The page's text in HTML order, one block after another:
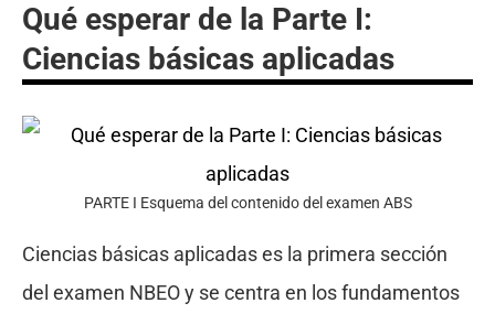
Qué esperar de la Parte I:
Ciencias básicas aplicadas
PARTE I Esquema del contenido del examen ABS
Ciencias básicas aplicadas es la primera sección
del examen NBEO y se centra en los fundamentos